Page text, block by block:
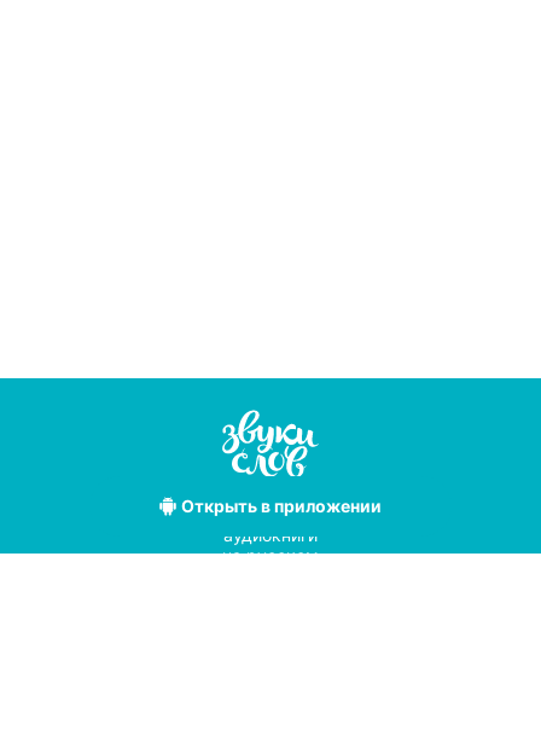
Открытьв приложении
Лучшие
аудиокниги
на русском